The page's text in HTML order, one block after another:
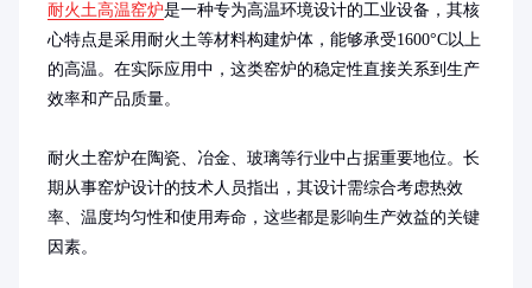
耐火土高温窑炉是一种专为高温环境设计的工业设备，其核
心特点是采用耐火土等材料构建炉体，能够承受1600°C以上
的高温。在实际应用中，这类窑炉的稳定性直接关系到生产
效率和产品质量。
耐火土窑炉在陶瓷、冶金、玻璃等行业中占据重要地位。长
期从事窑炉设计的技术人员指出，其设计需综合考虑热效
率、温度均匀性和使用寿命，这些都是影响生产效益的关键
因素。